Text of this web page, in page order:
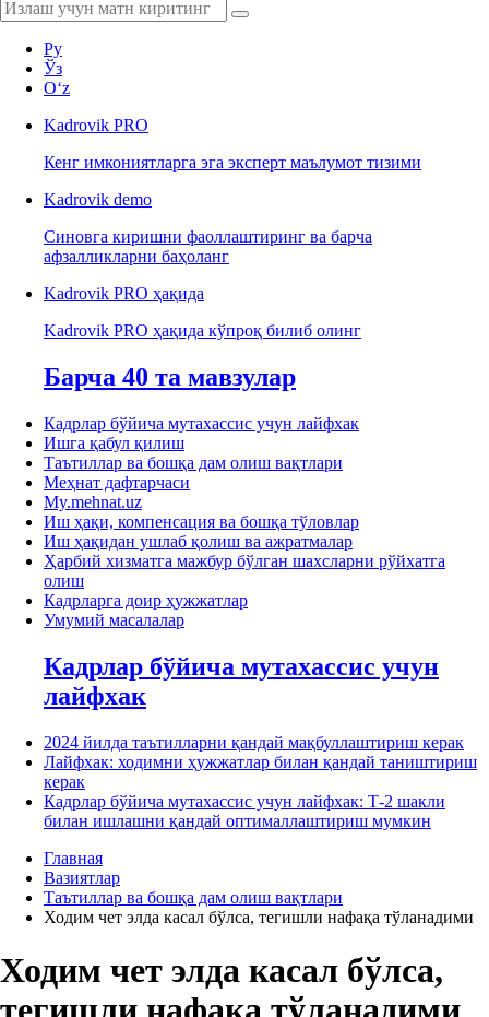
Ру
Ўз
Oʻz
Kadrovik PRO
Кенг имкониятларга эга эксперт маълумот тизими
Kadrovik demo
Синовга киришни фаоллаштиринг ва барча
афзалликларни баҳоланг
Kadrovik PRO ҳақида
Kadrovik PRO ҳақида кўпроқ билиб олинг
Барча 40 та мавзулар
Кадрлар бўйича мутахассис учун лайфхак
Ишга қабул қилиш
Таътиллар ва бошқа дам олиш вақтлари
Меҳнат дафтарчаси
My.mehnat.uz
Иш ҳақи, компенсация ва бошқа тўловлар
Иш ҳақидан ушлаб қолиш ва ажратмалар
Ҳарбий хизматга мажбур бўлган шахсларни рўйхатга
олиш
Кадрларга доир ҳужжатлар
Умумий масалалар
Кадрлар бўйича мутахассис учун
лайфхак
2024 йилда таътилларни қандай мақбуллаштириш керак
Лайфхак: ходимни ҳужжатлар билан қандай таништириш
керак
Кадрлар бўйича мутахассис учун лайфхак: Т-2 шакли
билан ишлашни қандай оптималлаштириш мумкин
Главная
Вазиятлар
Таътиллар ва бошқа дам олиш вақтлари
Ходим чет элда касал бўлса, тегишли нафақа тўланадими
Ходим чет элда касал бўлса,